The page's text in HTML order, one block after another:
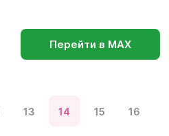
Перейти в МАХ
13 14 15 16